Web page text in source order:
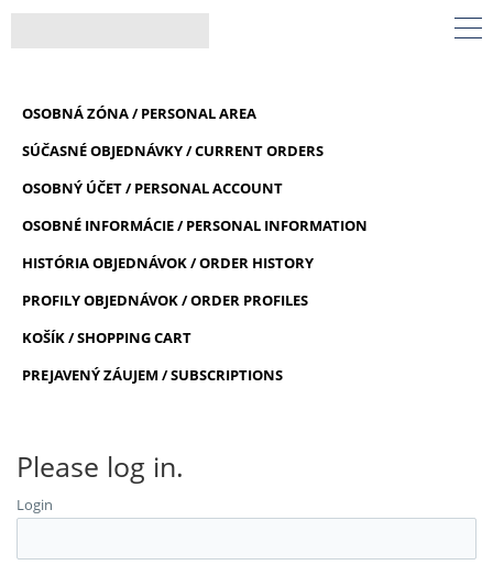
OSOBNÁ ZÓNA / PERSONAL AREA
SÚČASNÉ OBJEDNÁVKY / CURRENT ORDERS
OSOBNÝ ÚČET / PERSONAL ACCOUNT
OSOBNÉ INFORMÁCIE / PERSONAL INFORMATION
HISTÓRIA OBJEDNÁVOK / ORDER HISTORY
PROFILY OBJEDNÁVOK / ORDER PROFILES
KOŠÍK / SHOPPING CART
PREJAVENÝ ZÁUJEM / SUBSCRIPTIONS
Please log in.
Login